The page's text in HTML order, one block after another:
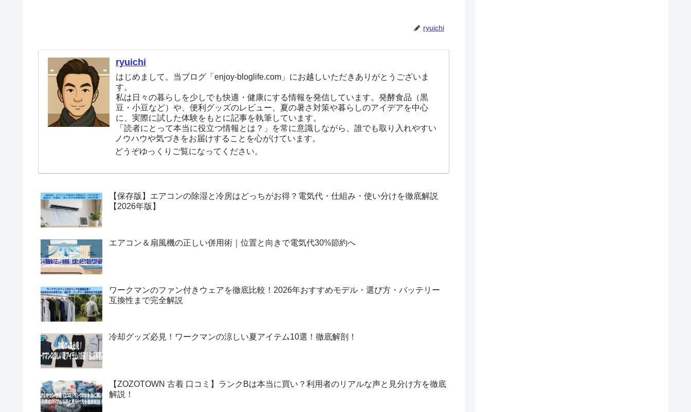
ryuichi
ryuichi
はじめまして。当ブログ「enjoy-bloglife.com」にお越しいただきありがとうございま
す。
私は日々の暮らしを少しでも快適・健康にする情報を発信しています。発酵食品（黒
豆・小豆など）や、便利グッズのレビュー、夏の暑さ対策や暮らしのアイデアを中心
に、実際に試した体験をもとに記事を執筆しています。
「読者にとって本当に役立つ情報とは？」を常に意識しながら、誰でも取り入れやすい
ノウハウや気づきをお届けすることを心がけています。
どうぞゆっくりご覧になってください。
【保存版】エアコンの除湿と冷房はどっちがお得？電気代・仕組み・使い分けを徹底解説
【2026年版】
エアコン＆扇風機の正しい併用術｜位置と向きで電気代30%節約へ
ワークマンのファン付きウェアを徹底比較！2026年おすすめモデル・選び方・バッテリー
互換性まで完全解説
冷却グッズ必見！ワークマンの涼しい夏アイテム10選！徹底解剖！
【ZOZOTOWN 古着 口コミ】ランクBは本当に買い？利用者のリアルな声と見分け方を徹底
解説！